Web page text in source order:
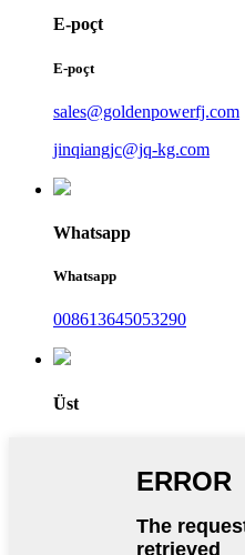
E-poçt
E-poçt
sales@goldenpowerfj.com
jinqiangjc@jq-kg.com
Whatsapp
Whatsapp
008613645053290
Üst